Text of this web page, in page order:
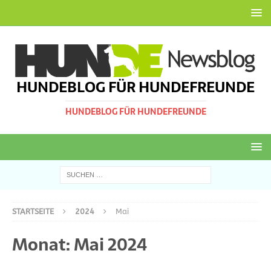
HUNDEBLOG FÜR HUNDEFREUNDE
HUNDEBLOG FÜR HUNDEFREUNDE
STARTSEITE 2024 Mai
Monat:Mai 2024